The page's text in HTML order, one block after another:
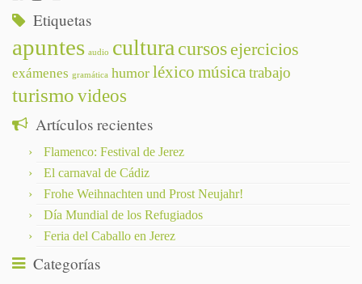
Etiquetas
apuntes audio cultura cursos ejercicios
exámenes gramática humor léxico músicatrabajo
turismo videos
Artículos recientes
Flamenco: Festival de Jerez
El carnaval de Cádiz
Frohe Weihnachten und Prost Neujahr!
Día Mundial de los Refugiados
Feria del Caballo en Jerez
Categorías